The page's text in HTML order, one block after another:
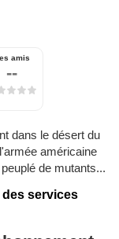
amis
--
dans le désert du
américaine
de mutants...
services